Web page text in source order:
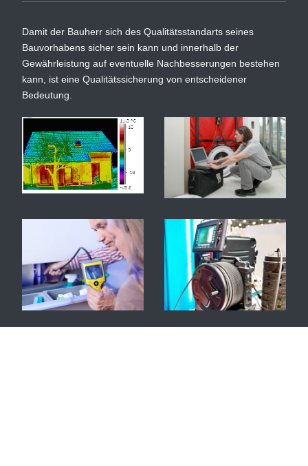
Damit der Bauherr sich des Qualitätsstandarts seines
Bauvorhabens sicher sein kann und innerhalb der
Gewährleistung auf eventuelle Nachbesserungen bestehen
kann, ist eine Qualitätssicherung von entscheidener
Bedeutung.